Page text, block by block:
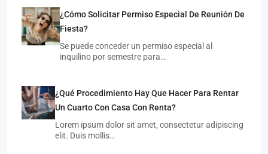
¿Cómo Solicitar Permiso Especial De Reunión De
Fiesta?
Se puede conceder un permiso especial al
inquilino por semestre para…
¿Qué Procedimiento Hay Que Hacer Para Rentar
Un Cuarto Con Casa Con Renta?
Lorem ipsum dolor sit amet, consectetur adipiscing
elit. Duis mollis…